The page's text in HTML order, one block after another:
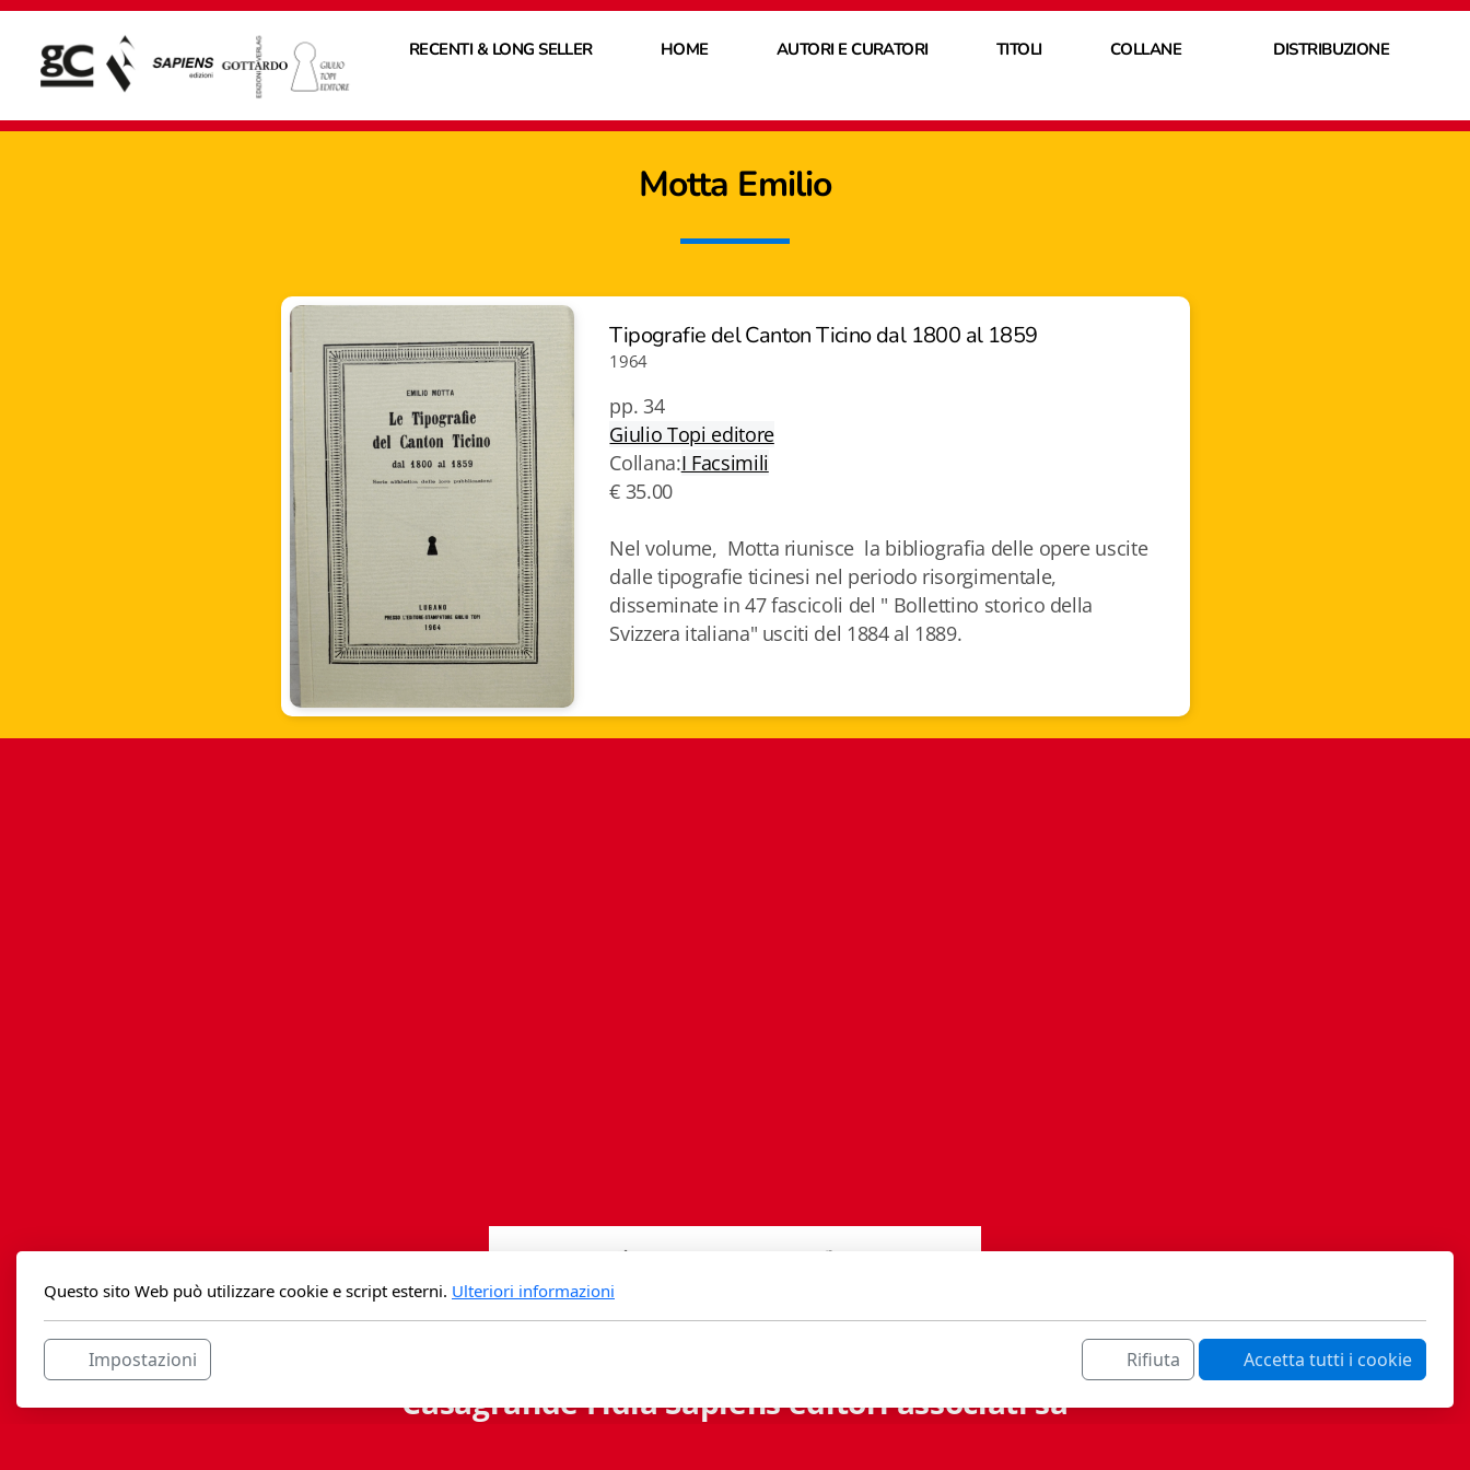
RECENTI & LONG SELLER HOME AUTORI E CURATORI TITOLI COLLANE DISTRIBUZIONE
Motta Emilio
Tipografie del Canton Ticino dal 1800 al 1859
1964
pp. 34
Giulio Topi editore
Collana:I Facsimili
€ 35.00
Nel volume, Motta riunisce la bibliografia delle opere uscite
dalle tipografie ticinesi nel periodo risorgimentale,
disseminate in 47 fascicoli del " Bollettino storico della
Svizzera italiana" usciti del 1884 al 1889.
Casagrande Fidia Sapiens editori associati sa
Questo sito Web può utilizzare cookie e script esterni. Ulteriori informazioni
Impostazioni Rifiuta Accetta tutti i cookie